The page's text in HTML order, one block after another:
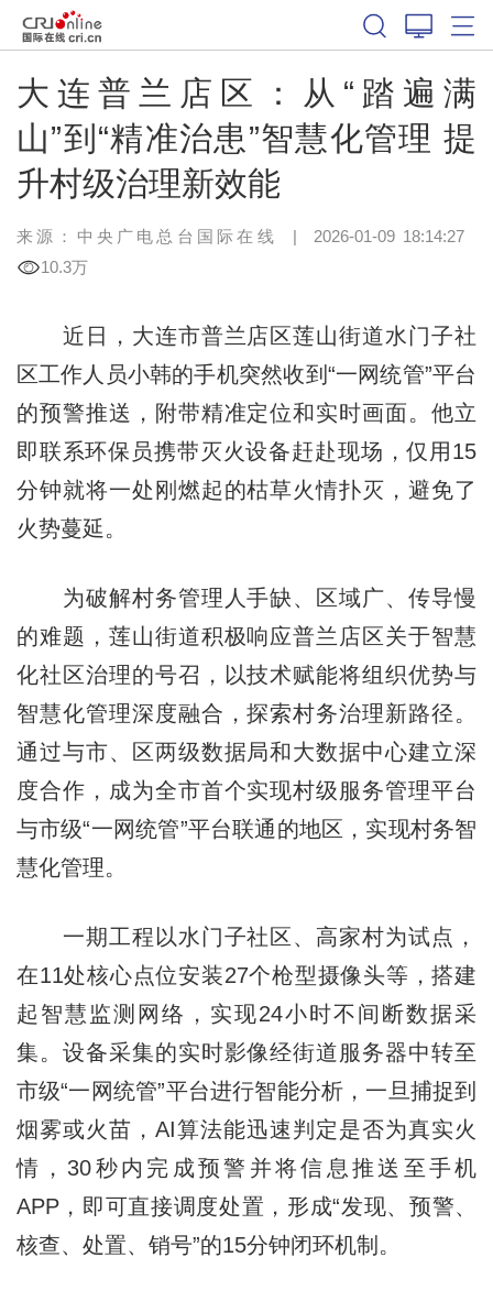
大连普兰店区：从“踏遍满
山”到“精准治患”智慧化管理 提
升村级治理新效能
来源：中央广电总台国际在线 | 2026-01-09 18:14:27
10.3万
近日，大连市普兰店区莲山街道水门子社
区工作人员小韩的手机突然收到“一网统管”平台
的预警推送，附带精准定位和实时画面。他立
即联系环保员携带灭火设备赶赴现场，仅用15
分钟就将一处刚燃起的枯草火情扑灭，避免了
火势蔓延。
为破解村务管理人手缺、区域广、传导慢
的难题，莲山街道积极响应普兰店区关于智慧
化社区治理的号召，以技术赋能将组织优势与
智慧化管理深度融合，探索村务治理新路径。
通过与市、区两级数据局和大数据中心建立深
度合作，成为全市首个实现村级服务管理平台
与市级“一网统管”平台联通的地区，实现村务智
慧化管理。
一期工程以水门子社区、高家村为试点，
在11处核心点位安装27个枪型摄像头等，搭建
起智慧监测网络，实现24小时不间断数据采
集。设备采集的实时影像经街道服务器中转至
市级“一网统管”平台进行智能分析，一旦捕捉到
烟雾或火苗，AI算法能迅速判定是否为真实火
情，30秒内完成预警并将信息推送至手机
APP，即可直接调度处置，形成“发现、预警、
核查、处置、销号”的15分钟闭环机制。